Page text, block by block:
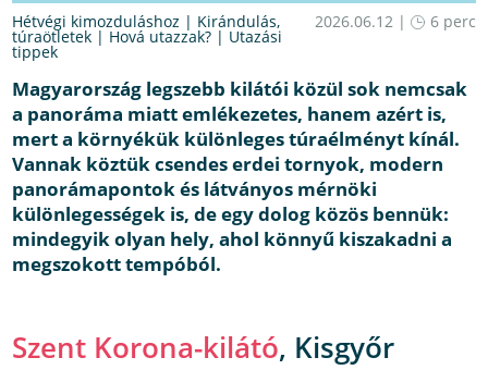
Hétvégi kimozduláshoz | Kirándulás,
túraötletek | Hová utazzak? | Utazási
tippek
2026.06.12 | 6 perc
Magyarország legszebb kilátói közül sok nemcsak
a panoráma miatt emlékezetes, hanem azért is,
mert a környékük különleges túraélményt kínál.
Vannak köztük csendes erdei tornyok, modern
panorámapontok és látványos mérnöki
különlegességek is, de egy dolog közös bennük:
mindegyik olyan hely, ahol könnyű kiszakadni a
megszokott tempóból.
Szent Korona-kilátó, Kisgyőr